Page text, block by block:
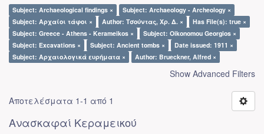
Subject: Archaeological findings ×
Subject: Archaeology - Archeology ×
Subject: Αρχαίοι τάφοι ×
Author: Τσούντας, Χρ. Δ. ×
Has File(s): true ×
Subject: Greece - Athens - Kerameikos ×
Subject: Oikonomou Georgios ×
Subject: Excavations ×
Subject: Ancient tombs ×
Date issued: 1911 ×
Subject: Αρχαιολογικά ευρήματα ×
Author: Brueckner, Alfred ×
Show Advanced Filters
Αποτελέσματα 1-1 από 1
Ανασκαφαί Κεραμεικού